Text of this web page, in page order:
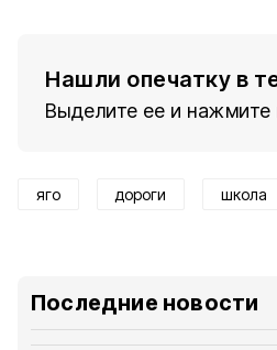
Нашли опечатку в
Выделите ее и нажмите
яго дороги школа
Последние новости